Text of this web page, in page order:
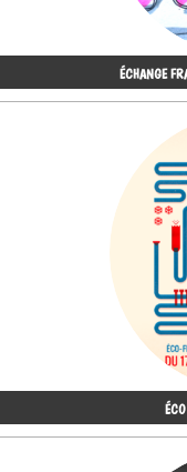
ÉCHANGE